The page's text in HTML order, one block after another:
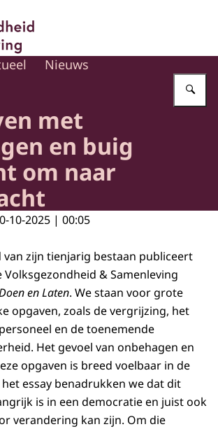
van Raad voor Volksgezondheid en
Nieuws
met
en buig
om naar
10-2025 | 00:05
van zijn tienjarig bestaan publiceert
Volksgezondheid & Samenleving
en Laten. We staan voor grote
opgaven, zoals de vergrijzing, het
en de toenemende
Het gevoel van onbehagen en
opgaven is breed voelbaar in de
essay benadrukken we dat dit
is in een democratie en juist ook
verandering kan zijn. Om die